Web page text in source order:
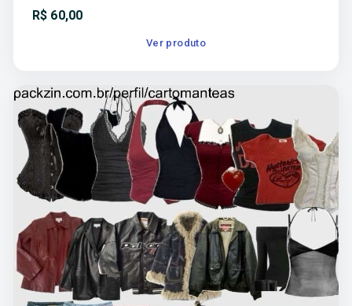
R$ 60,00
Ver produto